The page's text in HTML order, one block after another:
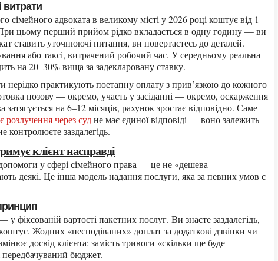
витрати
цьому перший прийом рідко вкладається в одну годину — ви
ставить уточнюючі питання, ви повертаєтесь до деталей.
або таксі, витрачений робочий час. У середньому реальна
на 20–30% вища за задекларовану ставку.
позову — окремо, участь у засіданні — окремо, оскарження
на 6–12 місяців, рахунок зростає відповідно. Саме
розлучення через судне має єдиної відповіді — воно залежить
контролюєте заздалегідь.
клієнт насправді
деякі. Це інша модель надання послуги, яка за певних умов є
Жодних «несподіваних» доплат за додаткові дзвінки чи
досвід клієнта: замість тривоги «скільки ще буде
бюджет.